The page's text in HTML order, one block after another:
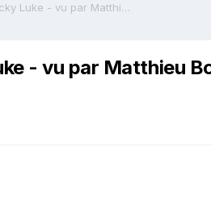
La longue marche de Lucky Luke - Un hommage à Lucky Luke - vu par Matthieu Bonhomme - Tome 3
- vu par Matthieu